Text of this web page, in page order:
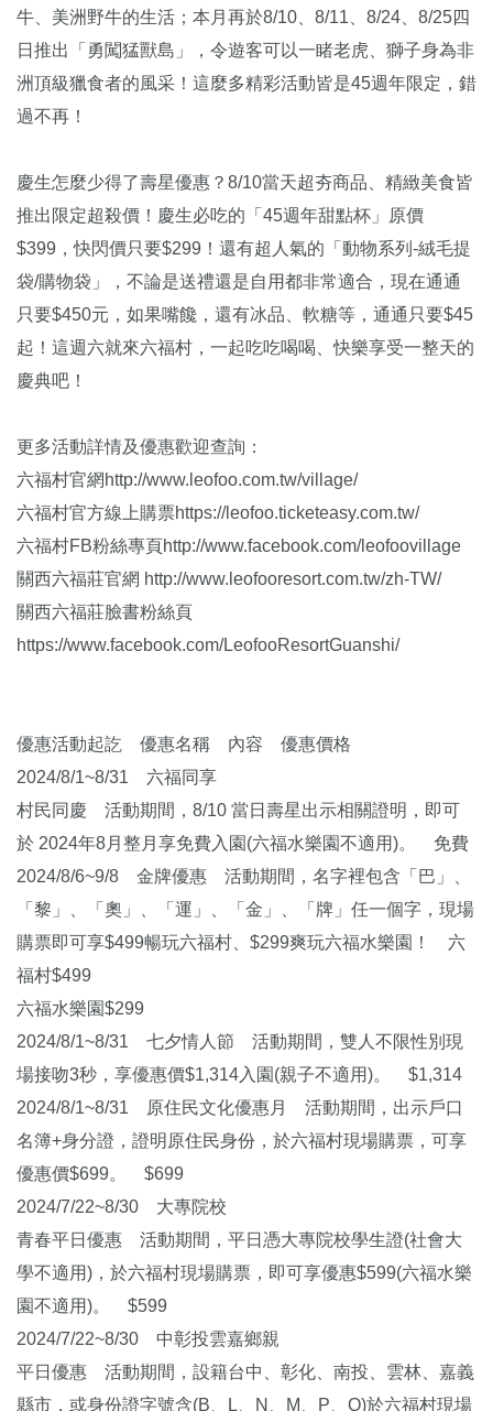
牛、美洲野牛的生活；本月再於8/10、8/11、8/24、8/25四
日推出「勇闖猛獸島」，令遊客可以一睹老虎、獅子身為非
洲頂級獵食者的風采！這麼多精彩活動皆是45週年限定，錯
過不再！
慶生怎麼少得了壽星優惠？8/10當天超夯商品、精緻美食皆
推出限定超殺價！慶生必吃的「45週年甜點杯」原價
$399，快閃價只要$299！還有超人氣的「動物系列-絨毛提
袋/購物袋」，不論是送禮還是自用都非常適合，現在通通
只要$450元，如果嘴饞，還有冰品、軟糖等，通通只要$45
起！這週六就來六福村，一起吃吃喝喝、快樂享受一整天的
慶典吧！
更多活動詳情及優惠歡迎查詢：
六福村官網http://www.leofoo.com.tw/village/
六福村官方線上購票https://leofoo.ticketeasy.com.tw/
六福村FB粉絲專頁http://www.facebook.com/leofoovillage
關西六福莊官網 http://www.leofooresort.com.tw/zh-TW/
關西六福莊臉書粉絲頁
https://www.facebook.com/LeofooResortGuanshi/
優惠活動起訖 優惠名稱 內容 優惠價格
2024/8/1~8/31 六福同享
村民同慶 活動期間，8/10 當日壽星出示相關證明，即可
於 2024年8月整月享免費入園(六福水樂園不適用)。 免費
2024/8/6~9/8 金牌優惠 活動期間，名字裡包含「巴」、
「黎」、「奧」、「運」、「金」、「牌」任一個字，現場
購票即可享$499暢玩六福村、$299爽玩六福水樂園！ 六
福村$499
六福水樂園$299
2024/8/1~8/31 七夕情人節 活動期間，雙人不限性別現
場接吻3秒，享優惠價$1,314入園(親子不適用)。 $1,314
2024/8/1~8/31 原住民文化優惠月 活動期間，出示戶口
名簿+身分證，證明原住民身份，於六福村現場購票，可享
優惠價$699。 $699
2024/7/22~8/30 大專院校
青春平日優惠 活動期間，平日憑大專院校學生證(社會大
學不適用)，於六福村現場購票，即可享優惠$599(六福水樂
園不適用)。 $599
2024/7/22~8/30 中彰投雲嘉鄉親
平日優惠 活動期間，設籍台中、彰化、南投、雲林、嘉義
縣市，或身份證字號含(B、L、N、M、P、Q)於六福村現場